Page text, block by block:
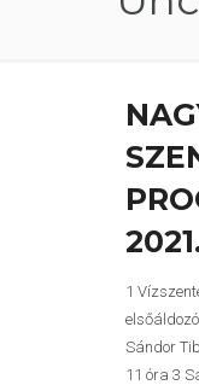
1
Sándor
11 óra 3